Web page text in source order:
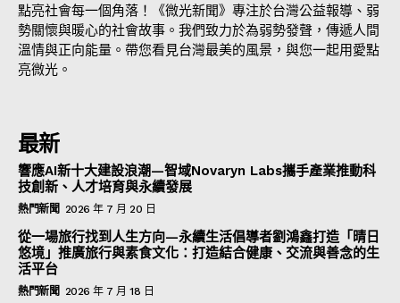
點亮社會每一個角落！《微光新聞》專注於台灣公益報導、弱
勢關懷與暖心的社會故事。我們致力於為弱勢發聲，傳遞人間
溫情與正向能量。帶您看見台灣最美的風景，與您一起用愛點
亮微光。
最新
響應AI新十大建設浪潮—智域Novaryn Labs攜手產業推動科
技創新、人才培育與永續發展
熱門新聞 2026 年 7 月 20 日
從一場旅行找到人生方向—永續生活倡導者劉鴻鑫打造「晴日
悠境」推廣旅行與素食文化：打造結合健康、交流與善念的生
活平台
熱門新聞 2026 年 7 月 18 日